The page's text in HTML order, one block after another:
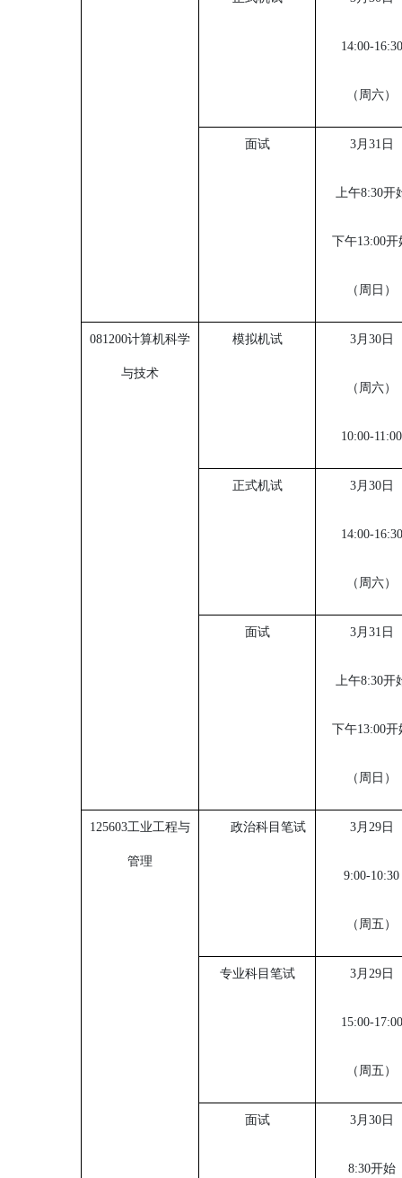
14:00-16:30
（周六）
面试 3月31日
上午8:30开
下午13:00开
（周日）
081200计算机科学
与技术
模拟机试 3月30日
（周六）
10:00-11:00
正式机试 3月30日
14:00-16:30
（周六）
面试 3月31日
上午8:30开
下午13:00开
（周日）
125603工业工程与
管理
政治科目笔试 3月29日
9:00-10:30
（周五）
专业科目笔试 3月29日
15:00-17:00
（周五）
面试 3月30日
8:30开始